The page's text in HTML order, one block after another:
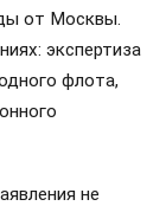
от Москвы.
экспертиза
флота,
не